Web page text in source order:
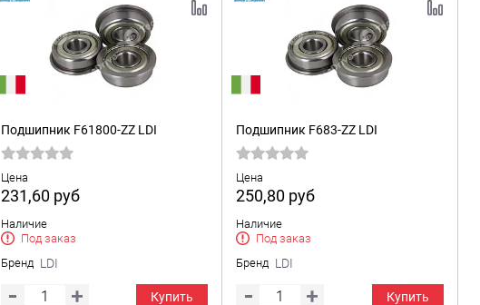
Подшипник F61800-ZZ LDI
Цена
231,60 руб
Наличие
Под заказ
Бренд LDI
Купить
Подшипник F683-ZZ LDI
Цена
250,80 руб
Наличие
Под заказ
Бренд LDI
Купить